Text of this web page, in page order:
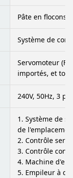
Pâte en flocons,
Système de
Servomoteur
importés, et
240V, 50Hz, 3
1. Système de
de
2. Contrôle
3. Contrôle
4. Machine
5. Empileur à